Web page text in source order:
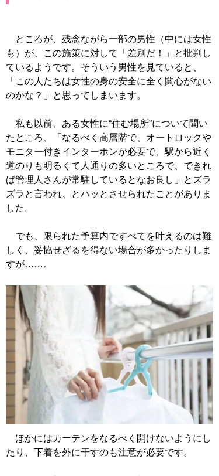
ところが、残念ながら一部の男性（中には女性
も）が、この施策に対して「差別だ！」と批判し
ているようです。そういう男性を見ていると、
「この人たちは女性の身の安全に全く関心がない
のかな？」と思ってしまいます。
私も以前、ある女性に“住む場所”について聞い
たところ、「なるべく高層階で、オートロックや
モニター付きインターホンが必要で、駅から近く
道のりも明るくて人通りの多いところで、できれ
ば管理人さんが常駐しているとなお良し」とズラ
ズラと言われ、とハッとさせられたことがありま
した。
でも、限られた予算内ですべてを叶えるのは難
しく、妥協せざるを得ない場合が多かったりしま
すが……。
ほかにはカーテンをなるべく開けないようにし
たり、下着を外に干すのも注意が必要です。